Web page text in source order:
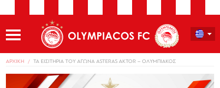
ΑΡΧΙΚΗ ΤΑ ΕΙΣΙΤΗΡΙΑ ΤΟΥ ΑΓΩΝΑ ASTERAS AKTOR – ΟΛΥΜΠΙΑΚΟΣ